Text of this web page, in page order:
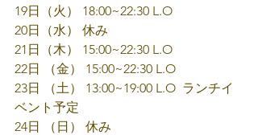
19日（火） 18:00~22:30 L.O
20日（水） 休み
21日（木） 15:00~22:30 L.O
22日 （金） 15:00~22:30 L.O
23日 （土） 13:00~19:00 L.O  ランチイ
ベント予定
24日 （日） 休み